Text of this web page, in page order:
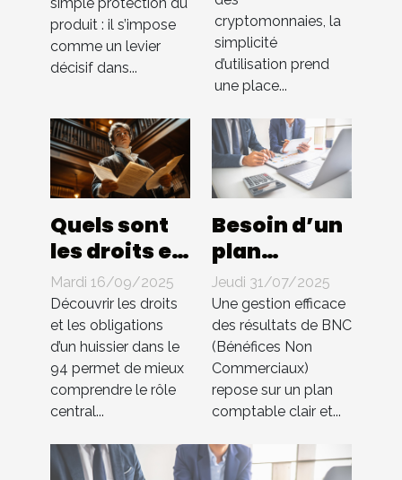
elles les
ventes ?
produit : il s’impose
comme un levier
décisif dans...
dans les
échanges
de cryptos
cryptomonnaies, la
simplicité
d’utilisation prend
une place...
Quels sont
les droits et
les
obligations
d'un
huissier
dans le 94 ?
Mardi 16/09/2025
Découvrir les droits
et les obligations
d’un huissier dans le
94 permet de mieux
comprendre le rôle
central...
Besoin d’un
plan
comptable
pour BNC ?
Compta 4
You
s’occupe de
tout !
Jeudi 31/07/2025
Une gestion efficace
des résultats de BNC
(Bénéfices Non
Commerciaux)
repose sur un plan
comptable clair et...